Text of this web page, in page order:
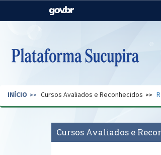
Casa Civil
Pecuária e Abastecimento
Secretaria de Governo
INÍCIO Cursos Avaliados e Reconhecidos
Cursos Avaliados e